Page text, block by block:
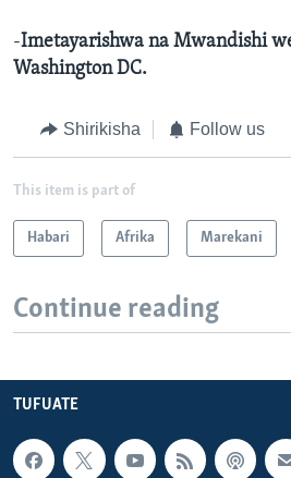
-Imetayarishwa na Mwandishi
Washington DC.
Shirikisha Follow us
This item is part of
Habari Afrika Marekani
Continue reading
TUFUATE